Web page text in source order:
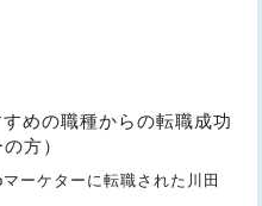
めの職種からの転職成功
方）
ーケターに転職された川田